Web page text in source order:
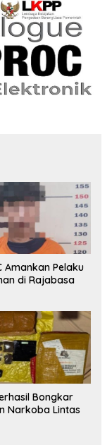
Amankan Pelaku
di Rajabasa
Bongkar
Narkoba Lintas